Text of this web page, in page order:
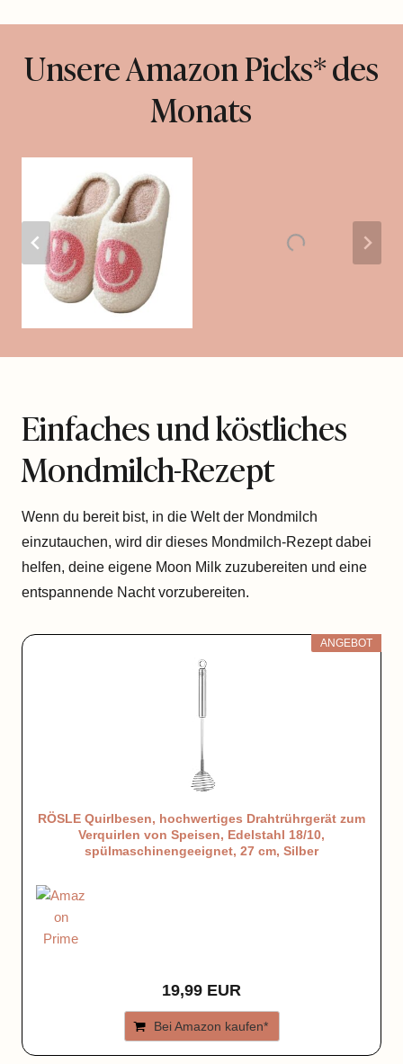
Unsere Amazon Picks* des
Monats
Einfaches und köstliches
Mondmilch-Rezept
Wenn du bereit bist, in die Welt der Mondmilch
einzutauchen, wird dir dieses Mondmilch-Rezept dabei
helfen, deine eigene Moon Milk zuzubereiten und eine
entspannende Nacht vorzubereiten.
ANGEBOT
RÖSLE Quirlbesen, hochwertiges Drahtrührgerät zum
Verquirlen von Speisen, Edelstahl 18/10,
spülmaschinengeeignet, 27 cm, Silber
19,99 EUR
Bei Amazon kaufen*